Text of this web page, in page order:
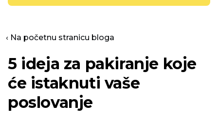
‹ Na početnu stranicu bloga
5 ideja za pakiranje koje
će istaknuti vaše
poslovanje